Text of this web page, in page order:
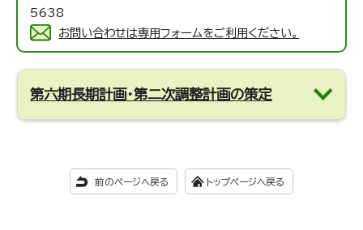
5638
お問い合わせは専用フォームをご利用ください。
第六期長期計画・第二次調整計画の策定
前のページへ戻る トップページへ戻る